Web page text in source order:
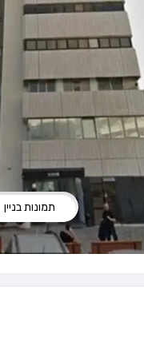
תמונות בניין